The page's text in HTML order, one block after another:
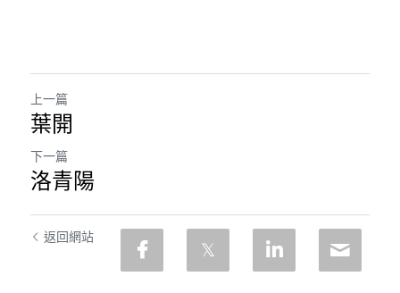
上一篇
葉開
下一篇
洛青陽
返回網站